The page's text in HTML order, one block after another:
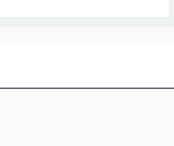
の同意を得たうえで利用目的の達成に必要な範